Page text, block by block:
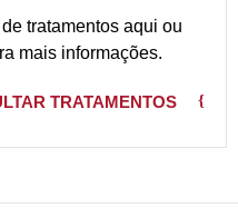
tratamentos aqui ou
mais informações.
TRATAMENTOS